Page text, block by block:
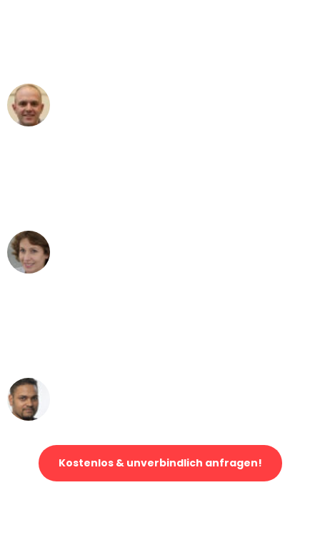
Kostenlos & unverbindlich anfragen!